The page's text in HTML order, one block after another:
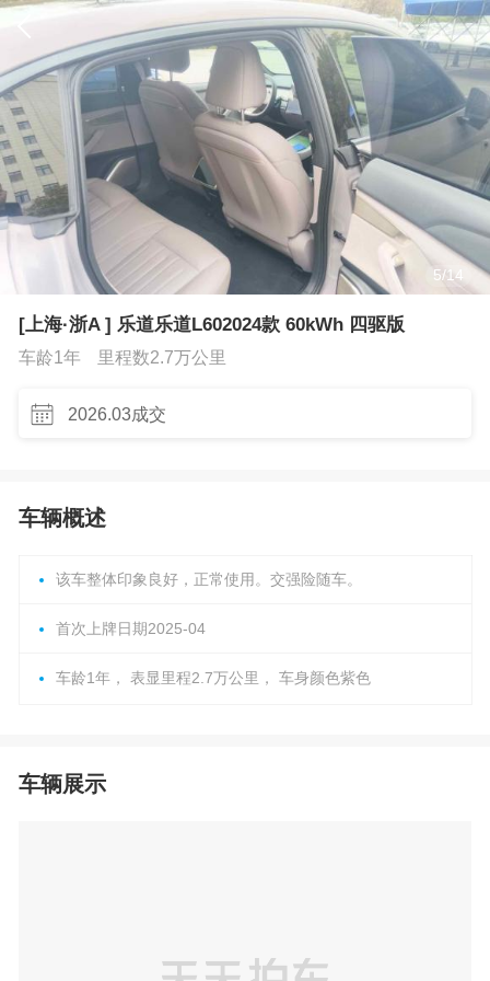
5/14
[上海·浙A ] 乐道乐道L602024款 60kWh 四驱版
车龄1年 里程数2.7万公里
2026.03成交
车辆概述
该车整体印象良好，正常使用。交强险随车。
首次上牌日期2025-04
车龄1年， 表显里程2.7万公里， 车身颜色紫色
车辆展示